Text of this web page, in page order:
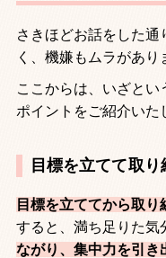
さきほどお話をした
く、機嫌もムラがあり
ここからは、いざと
ポイントをご紹介いた
目標を立てて取
目標を立ててから取り
すると、満ち足りた気
ながり、集中力を引き